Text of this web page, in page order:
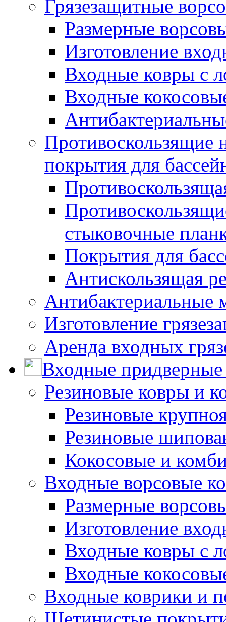
Грязезащитные
Размерные
Изготовление
Входные ковры с
Входные
Противоскользящие
покрытия для
стыковочные
Покрытия для
Антискользящая
Антибактериальные
Изготовление
Аренда входных
Входные
Резиновые ковры и
Резиновые
Резиновые
Кокосовые и
Входные ворсовые
Размерные
Изготовление
Входные ковры с
Входные
Входные коврики и